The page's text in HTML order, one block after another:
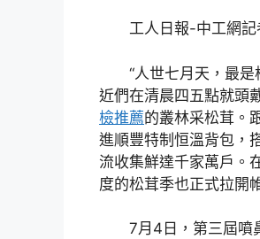
工人日報-中工網
“人世七月天，最
近們在清晨四五點就頭
檢推薦的叢林采松茸。
進順豐特制恒溫背包，
流收集鮮達千家萬戶。
度的松茸季也正式拉開
7月4日，第三屆噴